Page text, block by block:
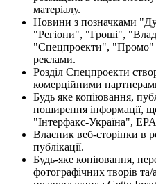
матеріалу.
Новини з позначками
"Регіони", "Гроші",
"Спецпроекти", "Промо"
реклами.
Розділ Спецпроекти
комерційними
Будь яке копіювання,
поширення інформації,
"Інтерфакс-Україна",
Власник веб-сторінки в
публікації.
Будь-яке копіювання,
фотографічних творів та/